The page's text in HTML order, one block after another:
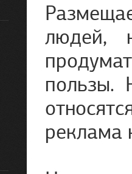
людей,
пользы.
реклама